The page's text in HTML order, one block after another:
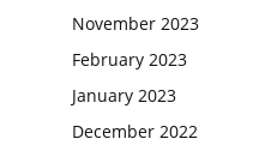
November 2023
February 2023
January 2023
December 2022